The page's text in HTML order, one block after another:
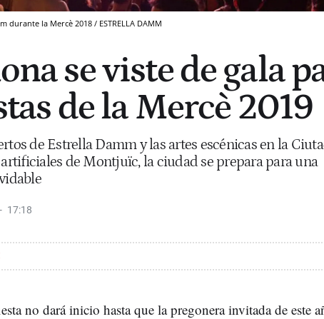
durante la Mercè 2018 / ESTRELLA DAMM
se viste de gala
de la Mercè 2019
de Estrella Damm y las artes escénicas en la
de Montjuïc, la ciudad se prepara para una
17:18
no dará inicio hasta que la pregonera invitada de este